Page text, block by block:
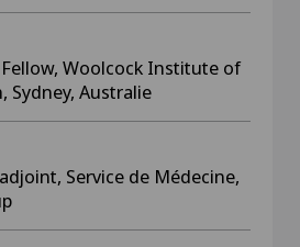
Woolcock Institute of
Sydney, Australie
Service de Médecine,